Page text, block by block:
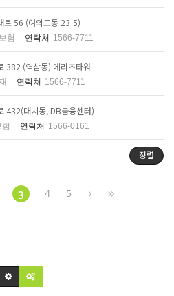
로 56 (여의도동 23-5)
험 연락처 1566-7711
382 (역삼동) 메리츠타워
연락처 1566-7711
432(대치동, DB금융센터)
연락처 1566-0161
정렬
3 4 5